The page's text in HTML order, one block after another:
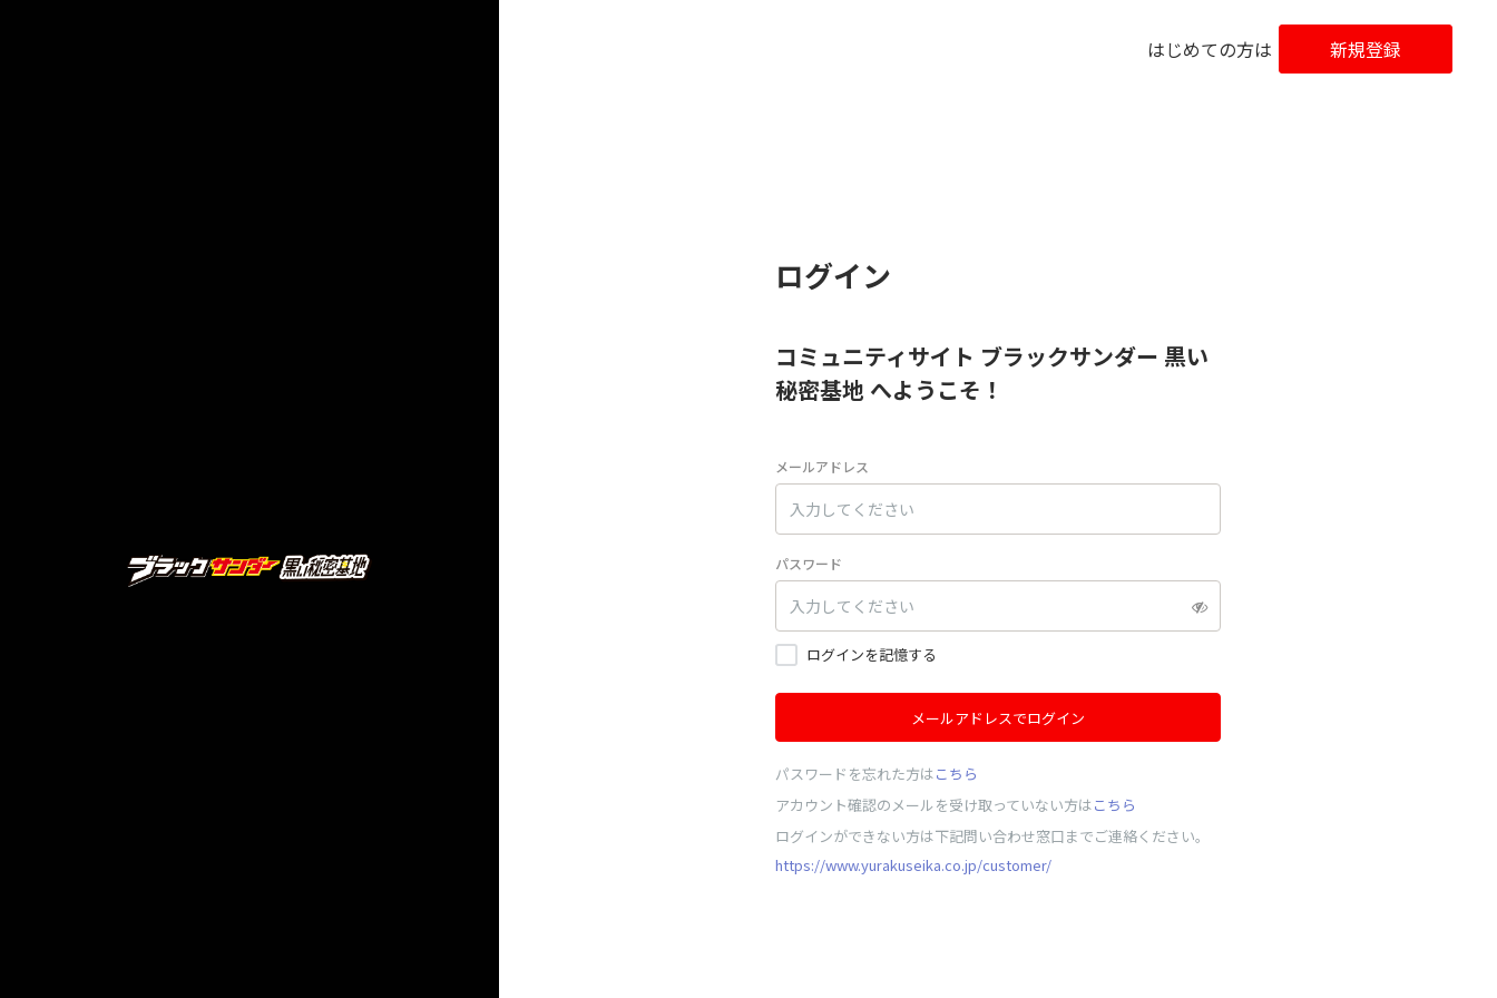
はじめての方は 新規登録
ログイン
コミュニティサイト ブラックサンダー 黒い
秘密基地 へようこそ！
メールアドレス
パスワード
ログインを記憶する
メールアドレスでログイン
パスワードを忘れた方はこちら
アカウント確認のメールを受け取っていない方はこちら
ログインができない方は下記問い合わせ窓口までご連絡ください。
https://www.yurakuseika.co.jp/customer/